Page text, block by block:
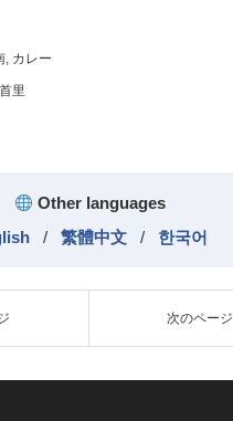
, カレー
首里
Other languages
/ 繁體中文 / 한국어
次のページ